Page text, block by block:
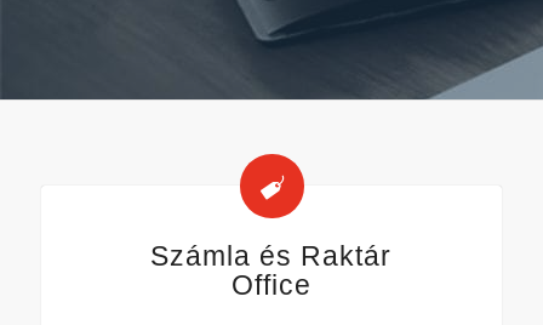
Számla és Raktár
Office